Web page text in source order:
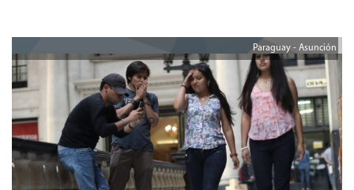
Paraguay - Asunción